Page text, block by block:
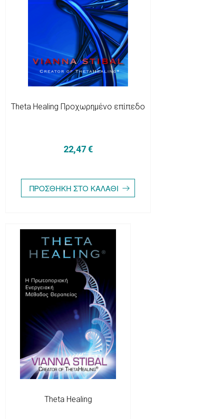
Theta Healing Προχωρημένο επίπεδο
22,47 €
Theta Healing